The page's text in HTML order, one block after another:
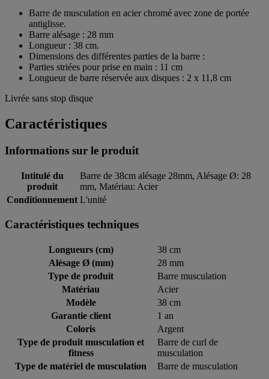
Barre de musculation en acier chromé avec zone de portée
antiglisse.
Barre alésage : 28 mm
Longueur : 38 cm.
Dimensions des différentes parties de la barre :
Parties striées pour prise en main : 11 cm
Longueur de barre réservée aux disques : 2 x 11,8 cm
Livrée sans stop disque
Caractéristiques
Informations sur le produit
Intitulé du
produit
Barre de 38cm alésage 28mm, Alésage Ø: 28
mm, Matériau: Acier
Conditionnement L'unité
Caractéristiques techniques
Longueurs (cm)
38 cm
Alésage Ø (mm)
28 mm
Type de produit
Barre musculation
Matériau
Acier
Modèle
38 cm
Garantie client
1 an
Coloris
Argent
Type de produit musculation et
fitness
Barre de curl de
musculation
Type de matériel de musculation
Barre de musculation